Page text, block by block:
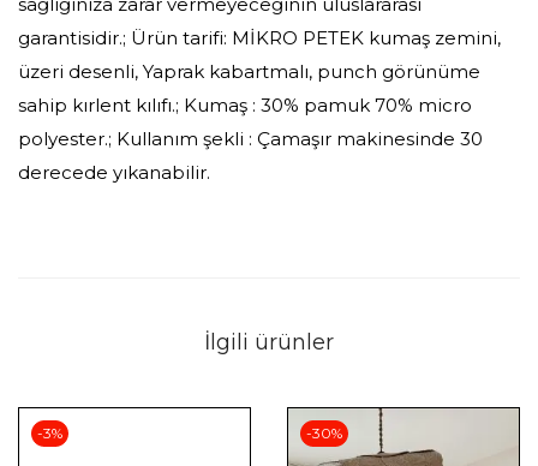
garantisidir.; Ürün tarifi: MİKRO PETEK kumaş zemini,
üzeri desenli, Yaprak kabartmalı, punch görünüme
sahip kırlent kılıfı.; Kumaş : 30% pamuk 70% micro
polyester.; Kullanım şekli : Çamaşır makinesinde 30
derecede yıkanabilir.
İlgili ürünler
-3% -30%